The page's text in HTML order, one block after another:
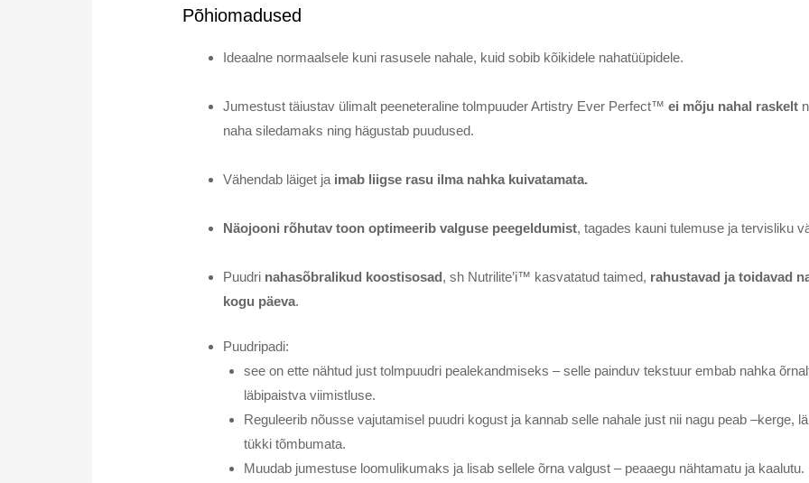
Põhiomadused
Ideaalne normaalsele kuni rasusele nahale, kuid sobib kõikidele nahatüüpidele.
Jumestust täiustav ülimalt peeneteraline tolmpuuder Artistry Ever Perfect™ei mõju nahal raskelt
naha siledamaks ning hägustab puudused.
Vähendab läiget ja imab liigse rasu ilma nahka kuivatamata.
Näojooni rõhutav toon optimeerib valguse peegeldumist, tagades kauni tulemuse ja tervisliku
Puudri nahasõbralikud koostisosad, sh Nutrilite’i™ kasvatatud taimed, rahustavad ja toidavad
kogu päeva.
Puudripadi:
see on ette nähtud just tolmpuudri pealekandmiseks – selle painduv tekstuur embab nahka
läbipaistva viimistluse.
Reguleerib nõusse vajutamisel puudri kogust ja kannab selle nahale just nii nagu peab –kerge,
tükki tõmbumata.
Muudab jumestuse loomulikumaks ja lisab sellele õrna valgust – peaaegu nähtamatu ja kaalutu.